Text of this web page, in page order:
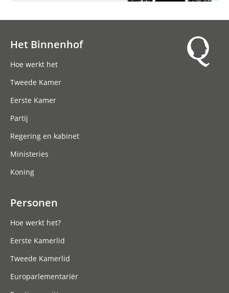
Het Binnenhof
Hoe werkt het
Tweede Kamer
Eerste Kamer
Partij
Regering en kabinet
Ministeries
Koning
Personen
Hoe werkt het?
Eerste Kamerlid
Tweede Kamerlid
Europarlementariër